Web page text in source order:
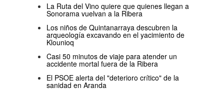
La Ruta del Vino quiere que quienes llegan a
Sonorama vuelvan a la Ribera
Los niños de Quintanarraya descubren la
arqueología excavando en el yacimiento de
Klounioq
Casi 50 minutos de viaje para atender un
accidente mortal fuera de la Ribera
El PSOE alerta del "deterioro crítico" de la
sanidad en Aranda